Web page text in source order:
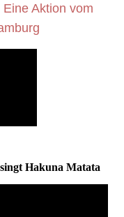
Aktion vom
Hakuna Matata